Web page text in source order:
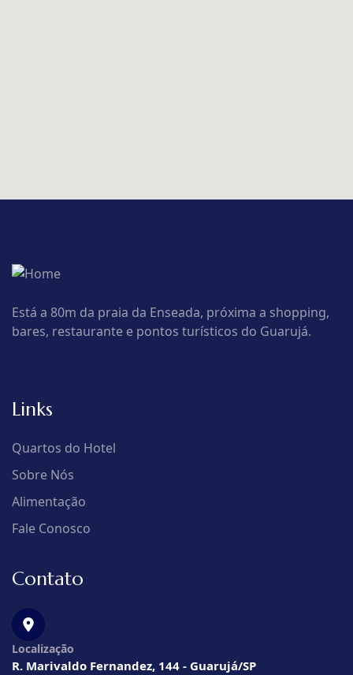
Está a 80m da praia da Enseada, próxima a shopping,
bares, restaurante e pontos turísticos do Guarujá.
Links
Quartos do Hotel
Sobre Nós
Alimentação
Fale Conosco
Contato
Localização
R. Marivaldo Fernandez, 144 - Guarujá/SP